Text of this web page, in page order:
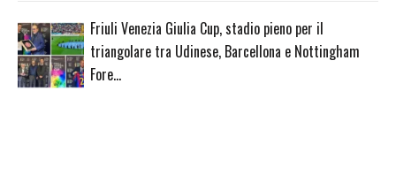
Friuli Venezia Giulia Cup, stadio pieno per il
triangolare tra Udinese, Barcellona e Nottingham
Fore…